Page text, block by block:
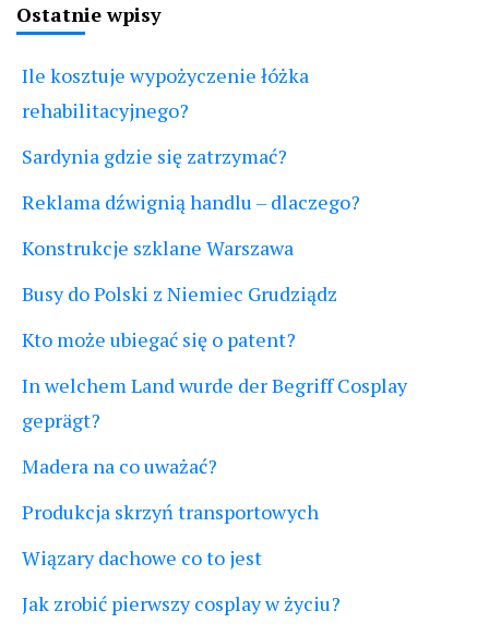
Ostatnie wpisy
Ile kosztuje wypożyczenie łóżka
rehabilitacyjnego?
Sardynia gdzie się zatrzymać?
Reklama dźwignią handlu – dlaczego?
Konstrukcje szklane Warszawa
Busy do Polski z Niemiec Grudziądz
Kto może ubiegać się o patent?
In welchem Land wurde der Begriff Cosplay
geprägt?
Madera na co uważać?
Produkcja skrzyń transportowych
Wiązary dachowe co to jest
Jak zrobić pierwszy cosplay w życiu?